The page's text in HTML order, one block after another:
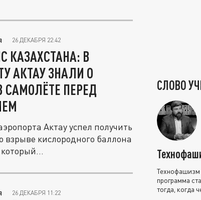
26 ДЕКАБРЯ 22:42
КАЗАХСТАНА: В
АКТАУ ЗНАЛИ О
САМОЛЁТЕ ПЕРЕД
Актау успел получить
26 ДЕКАБРЯ 11:22
СЛОВО
Технофашизм
программа
тогда, когда